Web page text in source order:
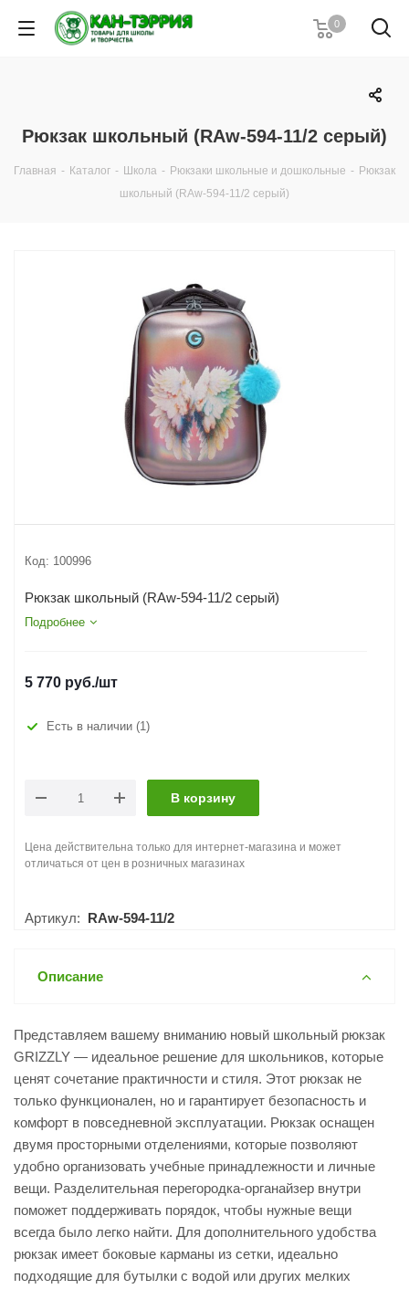
0
Рюкзак школьный (RAw-594-11/2 серый)
Главная - Каталог - Школа - Рюкзаки школьные и дошкольные - Рюкзак
школьный (RAw-594-11/2 серый)
Код: 100996
Рюкзак школьный (RAw-594-11/2 серый)
Подробнее
5 770 руб./шт
Есть в наличии (1)
В корзину
Цена действительна только для интернет-магазина и может
отличаться от цен в розничных магазинах
Артикул: RAw-594-11/2
Описание
Представляем вашему вниманию новый школьный рюкзак
GRIZZLY — идеальное решение для школьников, которые
ценят сочетание практичности и стиля. Этот рюкзак не
только функционален, но и гарантирует безопасность и
комфорт в повседневной эксплуатации. Рюкзак оснащен
двумя просторными отделениями, которые позволяют
удобно организовать учебные принадлежности и личные
вещи. Разделительная перегородка-органайзер внутри
поможет поддерживать порядок, чтобы нужные вещи
всегда было легко найти. Для дополнительного удобства
рюкзак имеет боковые карманы из сетки, идеально
подходящие для бутылки с водой или других мелких